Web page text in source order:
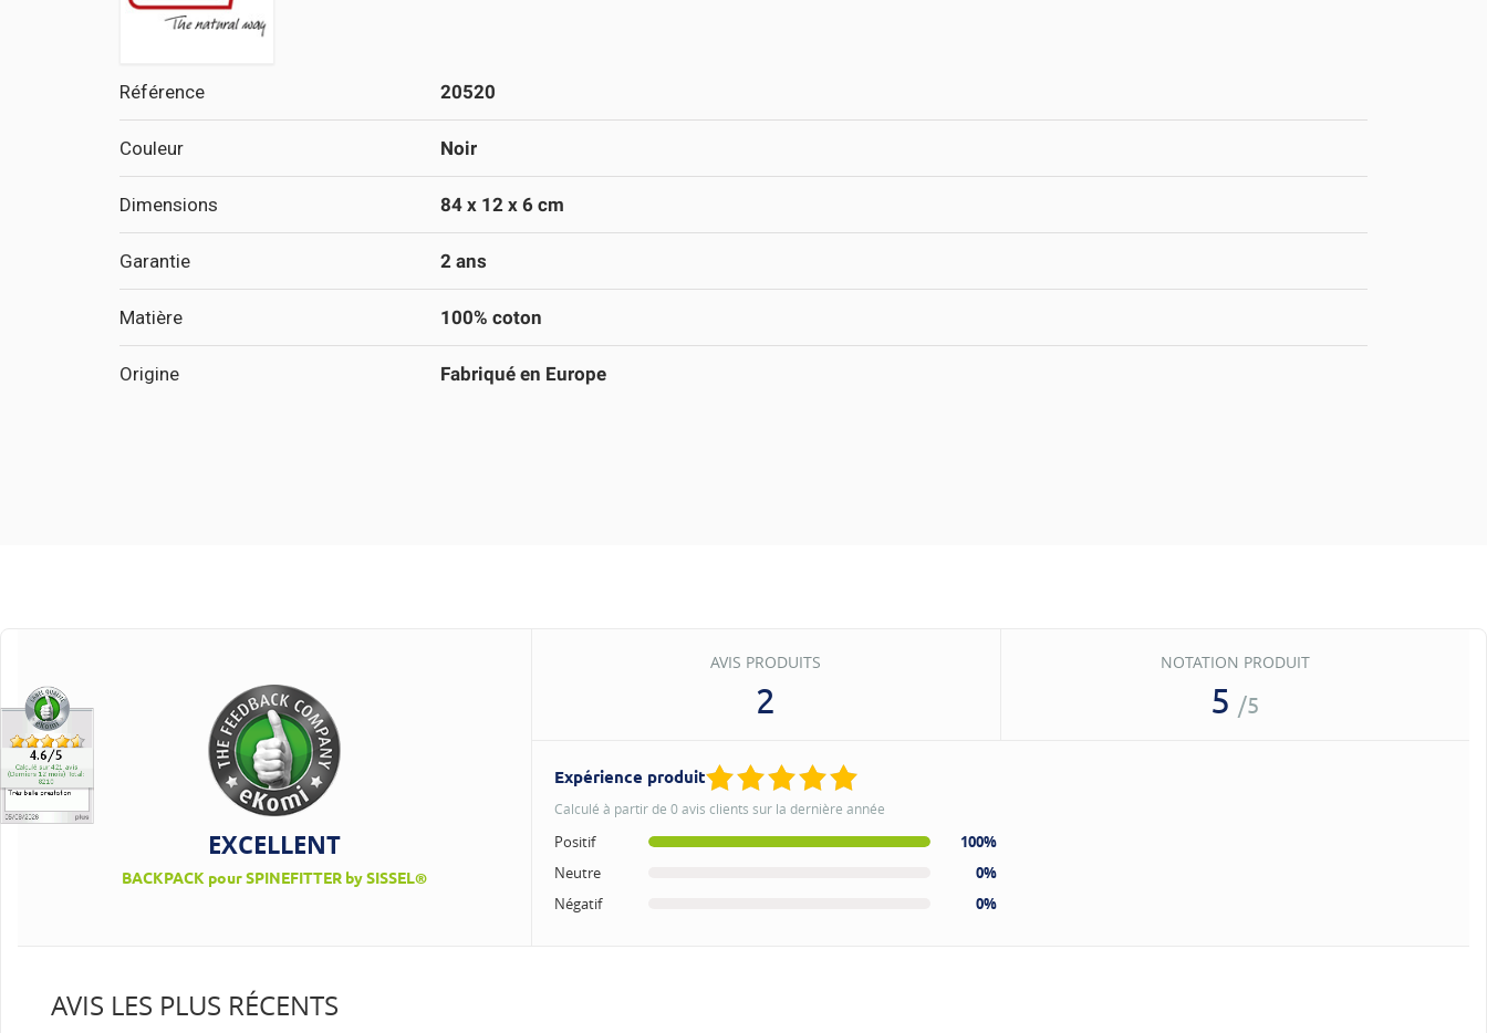
Référence 20520
Couleur Noir
Dimensions 84 x 12 x 6 cm
Garantie 2 ans
Matière 100% coton
Origine Fabriqué en Europe
EXCELLENT
BACKPACK pour SPINEFITTER by SISSEL®
AVIS PRODUITS
2
NOTATION PRODUIT
5 /5
Expérience produit
Calculé à partir de 0 avis clients sur la dernière année
Positif
100%
Neutre
0%
Négatif
0%
AVIS LES PLUS RÉCENTS